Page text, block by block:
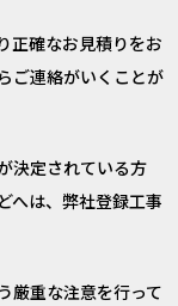
正確なお見積りをお
ご連絡がいくことが
決定されている方
へは、弊社登録工事
厳重な注意を行って